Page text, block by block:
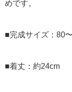
めです。
■完成サイズ：80
■着丈：約24cm